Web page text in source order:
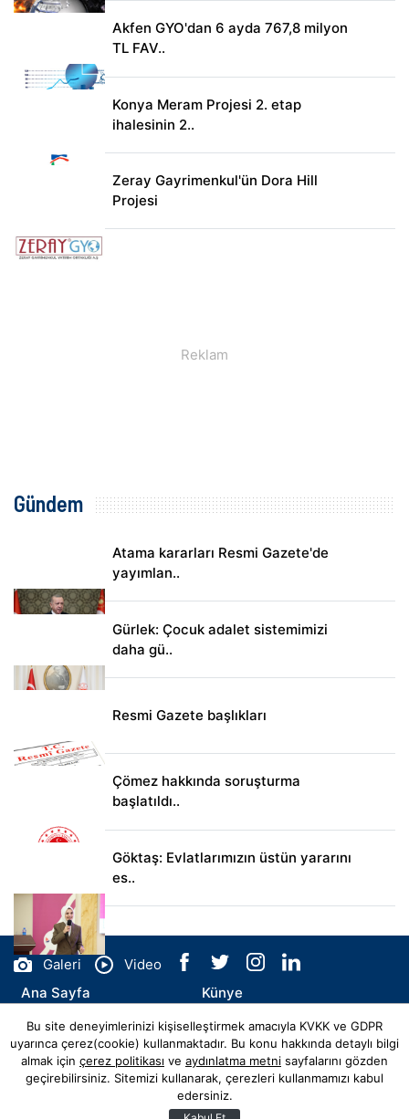
Akfen GYO'dan 6 ayda 767,8 milyon
TL FAV..
Konya Meram Projesi 2. etap
ihalesinin 2..
Zeray Gayrimenkul'ün Dora Hill
Projesi
Gündem
Atama kararları Resmi Gazete'de
yayımlan..
Gürlek: Çocuk adalet sistemimizi
daha gü..
Resmi Gazete başlıkları
Çömez hakkında soruşturma
başlatıldı..
Göktaş: Evlatlarımızın üstün yararını
es..
Galeri
Video
Ana Sayfa
Künye
İletişim
© Copyright 2026 insaatveemlak.com Tüm Hakları Saklıdır.
Hibya Haber Ajansı
Bu site deneyimlerinizi kişiselleştirmek amacıyla KVKK ve GDPR
uyarınca çerez(cookie) kullanmaktadır. Bu konu hakkında detaylı bilgi
almak için çerez politikası ve aydınlatma metni sayfalarını gözden
geçirebilirsiniz. Sitemizi kullanarak, çerezleri kullanmamızı kabul
edersiniz.